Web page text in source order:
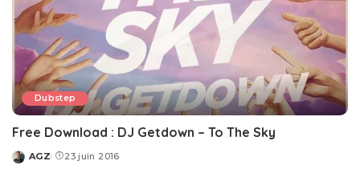
Dubstep
Free Download : DJ Getdown – To The Sky
Posted
AGZ 23 juin 2016